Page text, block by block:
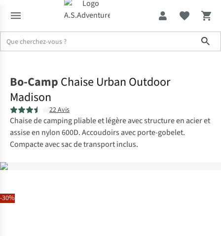
-30%
Bo-Camp Chaise Urban Outdoor
Madison
22 Avis
Chaise de camping pliable et légère avec structure en acier et
assise en nylon 600D. Accoudoirs avec porte-gobelet.
Compacte avec sac de transport inclus.